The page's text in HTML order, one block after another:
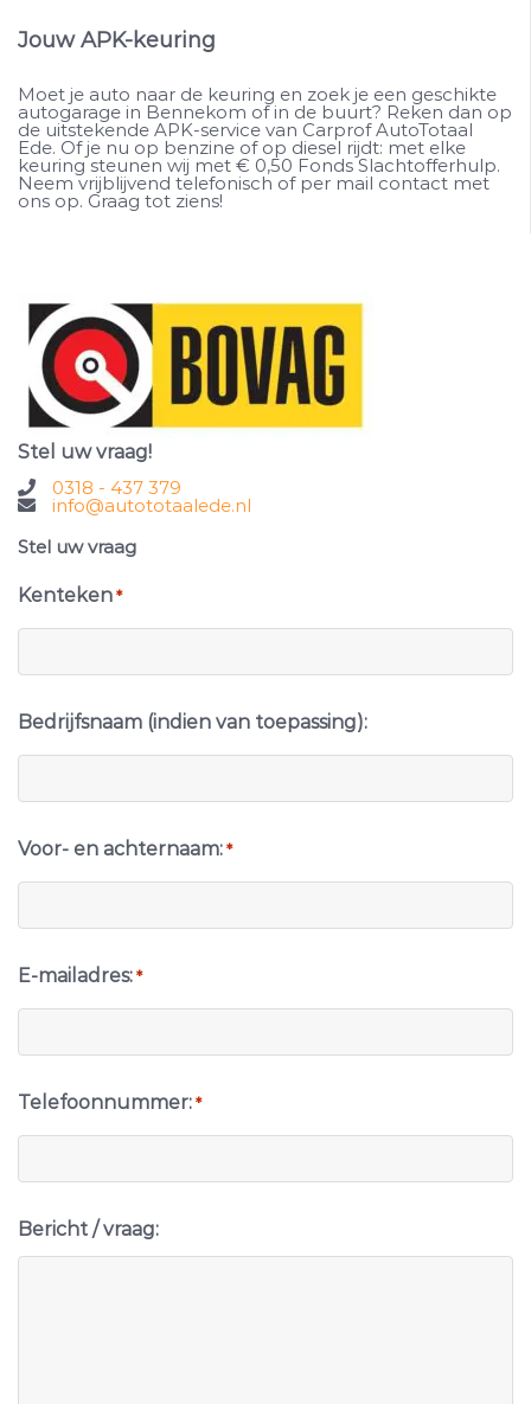
Jouw APK-keuring
Moet je auto naar de keuring en zoek je een geschikte
autogarage in Bennekom of in de buurt? Reken dan op
de uitstekende APK-service van Carprof AutoTotaal
Ede. Of je nu op benzine of op diesel rijdt: met elke
keuring steunen wij met € 0,50 Fonds Slachtofferhulp.
Neem vrijblijvend telefonisch of per mail contact met
ons op. Graag tot ziens!
Stel uw vraag!
0318 - 437 379
info@autototaalede.nl
Stel uw vraag
Kenteken *
Bedrijfsnaam (indien van toepassing):
Voor- en achternaam: *
E-mailadres: *
Telefoonnummer: *
Bericht / vraag: